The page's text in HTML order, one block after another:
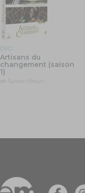
DVD
Artisans du
changement (saison
1)
de Sylvain Braun, …